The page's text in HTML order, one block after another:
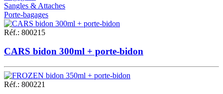
Sangles & Attaches
Porte-bagages
Réf.: 800215
CARS bidon 300ml + porte-bidon
Réf.: 800221